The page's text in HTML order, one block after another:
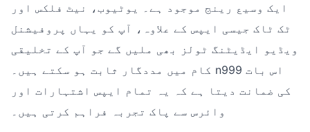
ایک وسیع رینج موجود ہے۔ یوٹیوب، نیٹ فلکس اور
ٹک ٹاک جیسی ایپس کے علاوہ، آپ کو یہاں پروفیشنل
ویڈیو ایڈیٹنگ ٹولز بھی ملیں گے جو آپ کے تخلیقی
کام میں مددگار ثابت ہو سکتے ہیں۔ n999 اس بات
کی ضمانت دیتا ہے کہ یہ تمام ایپس اشتہارات اور
وائرس سے پاک تجربہ فراہم کرتی ہیں۔